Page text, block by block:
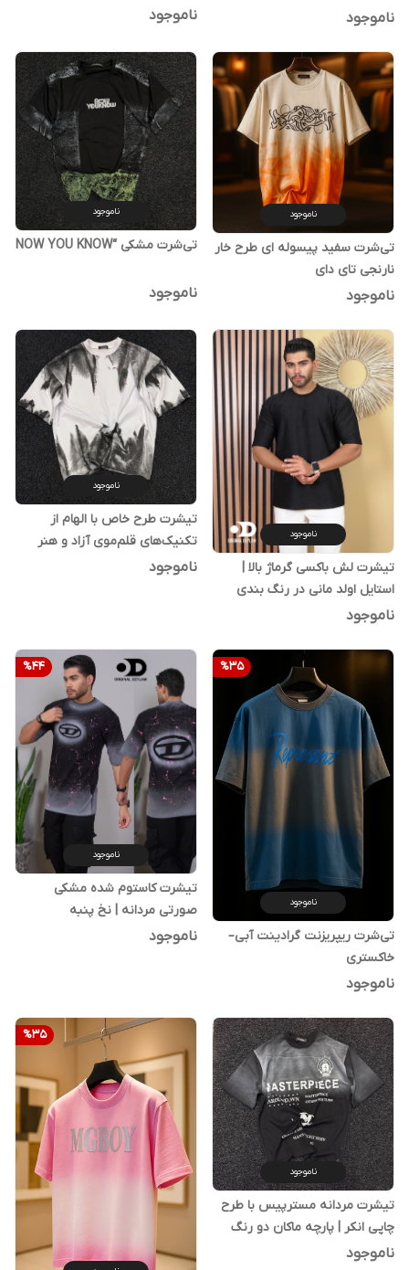
ناموجود ناموجود
ناموجود
تی‌شرت سفید پیسوله ای طرح خار
نارنجی تای دای
ناموجود
ناموجود
تی‌شرت مشکی “NOW YOU KNOW
ناموجود
ناموجود
تیشرت لش باکسی گرماژ بالا |
استایل اولد مانی در رنگ بندی
ناموجود
ناموجود
تیشرت طرح خاص با الهام از
تکنیک‌های قلم‌موی آزاد و هنر
انتزاعی
ناموجود
%35
ناموجود
تی‌شرت ریپریزنت گرادینت آبی–
خاکستری
ناموجود
%44
ناموجود
تیشرت کاستوم شده مشکی
صورتی مردانه | نخ پنبه
ناموجود
ناموجود
تیشرت مردانه مسترپیس با طرح
چاپی انکر | پارچه ماکان دو رنگ
سفید و مشکی
ناموجود
%35